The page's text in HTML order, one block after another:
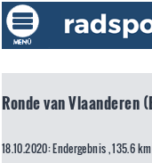
Ronde van Vlaanderen
18.10.2020: Endergebnis , 135.6 km